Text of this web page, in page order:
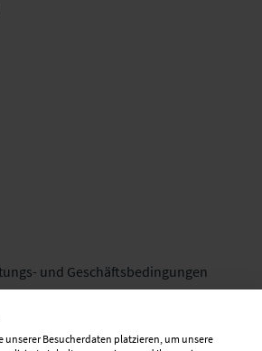
und Geschäftsbedingungen
unserer Besucherdaten platzieren, um unsere